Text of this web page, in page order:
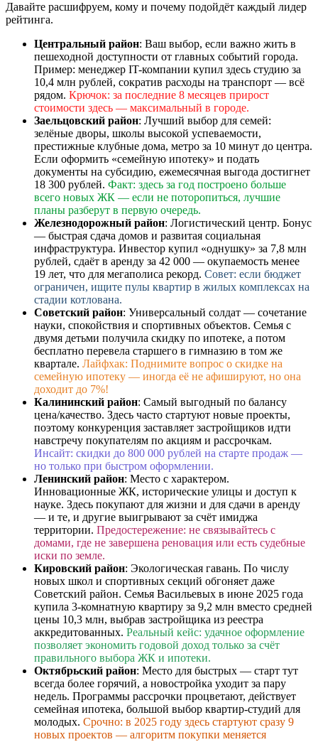
Давайте расшифруем, кому и почему подойдёт каждый лидер
рейтинга.
Центральный район: Ваш выбор, если важно жить в
пешеходной доступности от главных событий города.
Пример: менеджер IT-компании купил здесь студию за
10,4 млн рублей, сократив расходы на транспорт — всё
рядом. Крючок: за последние 8 месяцев прирост
стоимости здесь — максимальный в городе.
Заельцовский район: Лучший выбор для семей:
зелёные дворы, школы высокой успеваемости,
престижные клубные дома, метро за 10 минут до центра.
Если оформить «семейную ипотеку» и подать
документы на субсидию, ежемесячная выгода достигнет
18 300 рублей. Факт: здесь за год построено больше
всего новых ЖК — если не поторопиться, лучшие
планы разберут в первую очередь.
Железнодорожный район: Логистический центр. Бонус
— быстрая сдача домов и развитая социальная
инфраструктура. Инвестор купил «однушку» за 7,8 млн
рублей, сдаёт в аренду за 42 000 — окупаемость менее
19 лет, что для мегаполиса рекорд. Совет: если бюджет
ограничен, ищите пулы квартир в жилых комплексах на
стадии котлована.
Советский район: Универсальный солдат — сочетание
науки, спокойствия и спортивных объектов. Семья с
двумя детьми получила скидку по ипотеке, а потом
бесплатно перевела старшего в гимназию в том же
квартале. Лайфхак: Поднимите вопрос о скидке на
семейную ипотеку — иногда её не афишируют, но она
доходит до 7%!
Калининский район: Самый выгодный по балансу
цена/качество. Здесь часто стартуют новые проекты,
поэтому конкуренция заставляет застройщиков идти
навстречу покупателям по акциям и рассрочкам.
Инсайт: скидки до 800 000 рублей на старте продаж —
но только при быстром оформлении.
Ленинский район: Место с характером.
Инновационные ЖК, исторические улицы и доступ к
науке. Здесь покупают для жизни и для сдачи в аренду
— и те, и другие выигрывают за счёт имиджа
территории. Предостережение: не связывайтесь с
домами, где не завершена реновация или есть судебные
иски по земле.
Кировский район: Экологическая гавань. По числу
новых школ и спортивных секций обгоняет даже
Советский район. Семья Васильевых в июне 2025 года
купила 3-комнатную квартиру за 9,2 млн вместо средней
цены 10,3 млн, выбрав застройщика из реестра
аккредитованных. Реальный кейс: удачное оформление
позволяет экономить годовой доход только за счёт
правильного выбора ЖК и ипотеки.
Октябрьский район: Место для быстрых — старт тут
всегда более горячий, а новостройка уходит за пару
недель. Программы рассрочки процветают, действует
семейная ипотека, большой выбор квартир-студий для
молодых. Срочно: в 2025 году здесь стартуют сразу 9
новых проектов — алгоритм покупки меняется